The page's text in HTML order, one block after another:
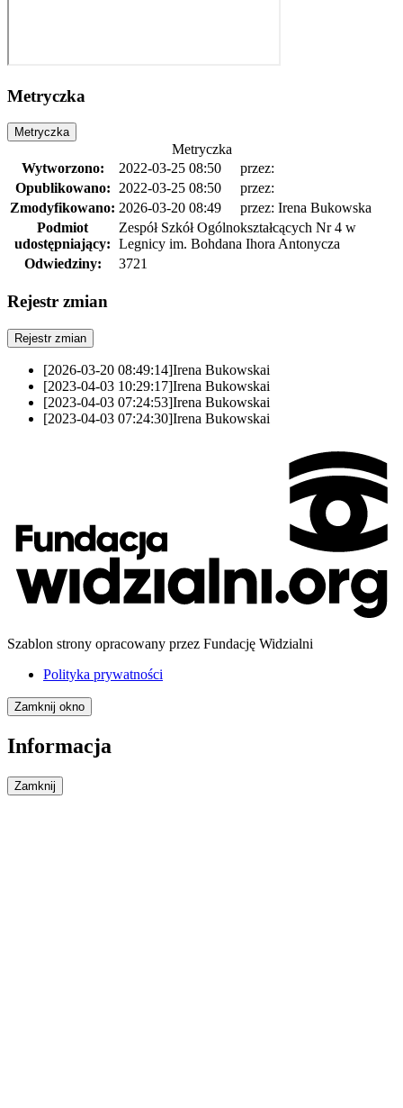
Metryczka
Metryczka
Metryczka
Wytworzono:
2022-03-25 08:50
przez:
Opublikowano:
2022-03-25 08:50
przez:
Zmodyfikowano: 2026-03-20 08:49
przez: Irena Bukowska
Podmiot
udostępniający:
Zespół Szkół Ogólnokształcących Nr 4 w
Legnicy im. Bohdana Ihora Antonycza
Odwiedziny:
3721
Rejestr zmian
Rejestr zmian
[2026-03-20 08:49:14]Irena Bukowskai
[2023-04-03 10:29:17]Irena Bukowskai
[2023-04-03 07:24:53]Irena Bukowskai
[2023-04-03 07:24:30]Irena Bukowskai
Szablon strony opracowany przez Fundację Widzialni
Polityka prywatności
Zamknij okno
Informacja
Zamknij